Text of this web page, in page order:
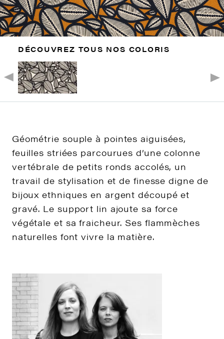
DÉCOUVREZ TOUS NOS COLORIS
Géométrie souple à pointes aiguisées,
feuilles striées parcourues d’une colonne
vertébrale de petits ronds accolés, un
travail de stylisation et de finesse digne de
bijoux ethniques en argent découpé et
gravé. Le support lin ajoute sa force
végétale et sa fraicheur. Ses flammèches
naturelles font vivre la matière.